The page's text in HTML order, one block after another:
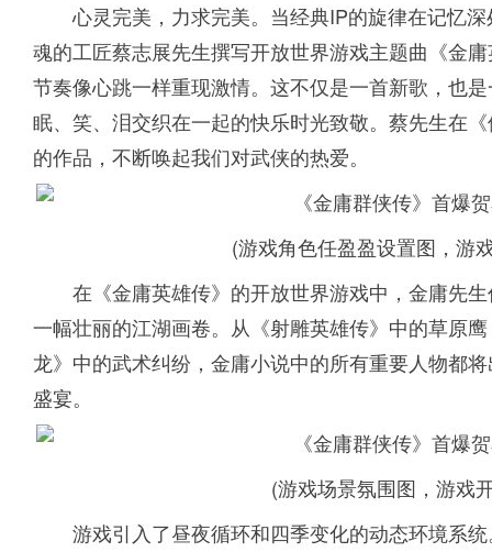
心灵完美，力求完美。当经典IP的旋律在记忆
魂的工匠蔡志展先生撰写开放世界游戏主题曲《金
节奏像心跳一样重现激情。这不仅是一首新歌，也
眠、笑、泪交织在一起的快乐时光致敬。蔡先生在
的作品，不断唤起我们对武侠的热爱。
(游戏角色任盈盈设置图，游
在《金庸英雄传》的开放世界游戏中，金庸先
一幅壮丽的江湖画卷。从《射雕英雄传》中的草原
龙》中的武术纠纷，金庸小说中的所有重要人物都
盛宴。
(游戏场景氛围图，游戏
游戏引入了昼夜循环和四季变化的动态环境系